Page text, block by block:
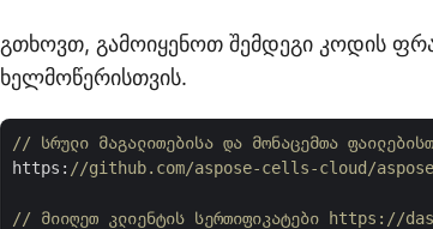
გთხოვთ, გამოიყენოთ შემდეგი კოდის
ხელმოწერისთვის.
// სრული მაგალითებისა და მონაცემთა
https: //github.com/aspose-cells-cloud/
// მიიღეთ კლიენტის სერთიფიკატები https://